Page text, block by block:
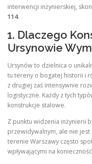
interwencji inżynierskiej,
114.
1. Dlaczego
Ursynowie
Ursynów to dzielnica o
tu tereny o bogatej historii i
z drugiej zaś intensywnie
logistyczne. Każdy z tych
konstrukcje stalowe.
Z punktu widzenia inżynierii
przewidywalnym, ale nie jest
terenie Warszawy często
wpływającymi na